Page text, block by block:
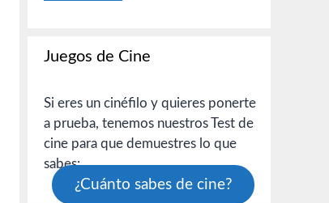
Juegos de Cine
Si eres un cinéfilo y quieres ponerte
a prueba, tenemos nuestros Test de
cine para que demuestres lo que
sabes:
¿Cuánto sabes de cine?